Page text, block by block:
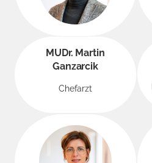
MUDr. Martin
Ganzarcik
Chefarzt